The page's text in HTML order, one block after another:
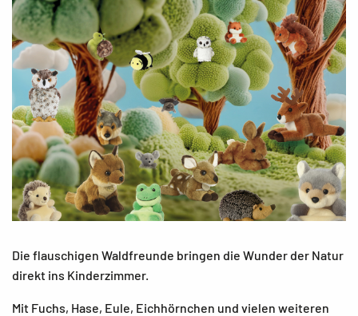
Die flauschigen Waldfreunde bringen die Wunder der Natur
direkt ins Kinderzimmer.
Mit Fuchs, Hase, Eule, Eichhörnchen und vielen weiteren